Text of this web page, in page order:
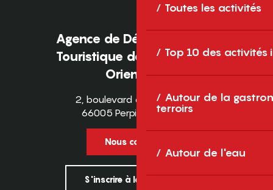
Toutes les activités
Top 10 des activités
Autour de la
terroirs
Autour de l'eau
Agence de Développement
Touristique des Pyrénées-
Orientales
2, boulevard des Pyrénées
66005 Perpignan Cedex
Nous contacter
S'inscrire à la newsletter